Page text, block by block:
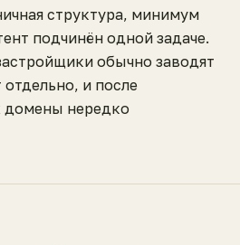
структура, минимум
подчинён одной задаче.
обычно заводят
и после
домены нередко